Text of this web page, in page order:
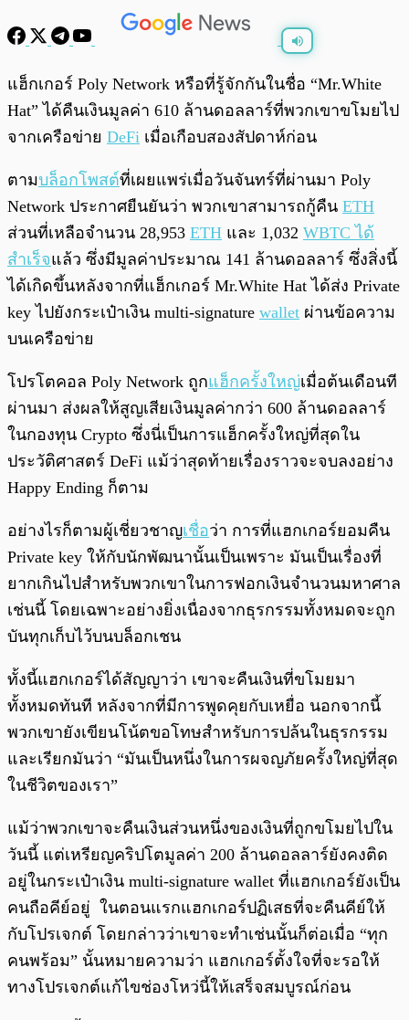
พร้อมเล่น
แฮ็กเกอร์ Poly Network หรือที่รู้จักกันในชื่อ “Mr.White
Hat” ได้คืนเงินมูลค่า 610 ล้านดอลลาร์ที่พวกเขาขโมยไป
จากเครือข่าย DeFi เมื่อเกือบสองสัปดาห์ก่อน
ตามบล็อกโพสต์ที่เผยแพร่เมื่อวันจันทร์ที่ผ่านมา Poly
Network ประกาศยืนยันว่า พวกเขาสามารถกู้คืน ETH
ส่วนที่เหลือจำนวน 28,953 ETH และ 1,032 WBTC ได้
สำเร็จแล้ว ซึ่งมีมูลค่าประมาณ 141 ล้านดอลลาร์ ซึ่งสิ่งนี้
ได้เกิดขึ้นหลังจากที่แฮ็กเกอร์ Mr.White Hat ได้ส่ง Private
key ไปยังกระเป๋าเงิน multi-signature wallet ผ่านข้อความ
บนเครือข่าย
โปรโตคอล Poly Network ถูกแฮ็กครั้งใหญ่เมื่อต้นเดือนที
ผ่านมา ส่งผลให้สูญเสียเงินมูลค่ากว่า 600 ล้านดอลลาร์
ในกองทุน Crypto ซึ่งนี่เป็นการแฮ็กครั้งใหญ่ที่สุดใน
ประวัติศาสตร์ DeFi แม้ว่าสุดท้ายเรื่องราวจะจบลงอย่าง
Happy Ending ก็ตาม
อย่างไรก็ตามผู้เชี่ยวชาญเชื่อว่า การที่แฮกเกอร์ยอมคืน
Private key ให้กับนักพัฒนานั้นเป็นเพราะ มันเป็นเรื่องที่
ยากเกินไปสำหรับพวกเขาในการฟอกเงินจำนวนมหาศาล
เช่นนี้ โดยเฉพาะอย่างยิ่งเนื่องจากธุรกรรมทั้งหมดจะถูก
บันทุกเก็บไว้บนบล็อกเชน
ทั้งนี้แฮกเกอร์ได้สัญญาว่า เขาจะคืนเงินที่ขโมยมา
ทั้งหมดทันที หลังจากที่มีการพูดคุยกับเหยื่อ นอกจากนี้
พวกเขายังเขียนโน้ตขอโทษสำหรับการปล้นในธุรกรรม
และเรียกมันว่า “มันเป็นหนึ่งในการผจญภัยครั้งใหญ่ที่สุด
ในชีวิตของเรา”
แม้ว่าพวกเขาจะคืนเงินส่วนหนึ่งของเงินที่ถูกขโมยไปใน
วันนี้ แต่เหรียญคริปโตมูลค่า 200 ล้านดอลลาร์ยังคงติด
อยู่ในกระเป๋าเงิน multi-signature wallet ที่แฮกเกอร์ยังเป็น
คนถือคีย์อยู่ ในตอนแรกแฮกเกอร์ปฏิเสธที่จะคืนคีย์ให้
กับโปรเจกต์ โดยกล่าวว่าเขาจะทำเช่นนั้นก็ต่อเมื่อ “ทุก
คนพร้อม” นั้นหมายความว่า แฮกเกอร์ตั้งใจที่จะรอให้
ทางโปรเจกต์แก้ไขช่องโหว่นี้ให้เสร็จสมบูรณ์ก่อน